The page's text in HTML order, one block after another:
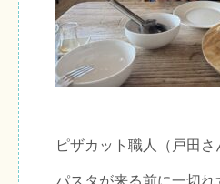
ピザカット職人（戸田
パスタが来る前に一切れ